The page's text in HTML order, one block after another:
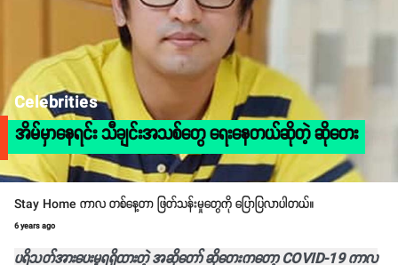
Celebrities
အိမ်မှာနေရင်း သီချင်းအသစ်တွေ ရေးနေတယ်ဆိုတဲ့ ဆိုတေး
Stay Home ကာလ တစ်နေ့တာ ဖြတ်သန်းမှုတွေကို ပြောပြလာပါတယ်။
6 years ago
ပရိသတ်အားပေးမှုရရှိထားတဲ့ အဆိုတော် ဆိုတေးကတော့ COVID-19 ကာလ